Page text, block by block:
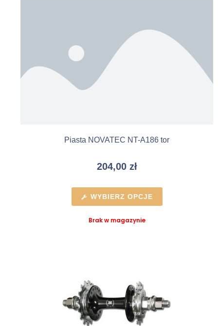
Piasta NOVATEC NT-A186 tor
204,00 zł
WYBIERZ OPCJE
Brak w magazynie